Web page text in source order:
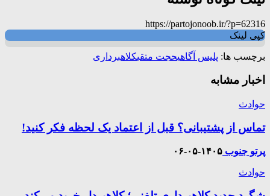
https://partojonoob.ir/?p=62316
کپی لینک
برچسب ها: پلیس آگاهیحجت متقیکلاهبرداری
اخبار مشابه
حوادث
تماس از پشتیبانی؟ قبل از اعتماد یک لحظه فکر کنید!
پرتو جنوب ۱۴۰۵-۰۵-۰۶
حوادث